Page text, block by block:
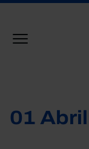
01